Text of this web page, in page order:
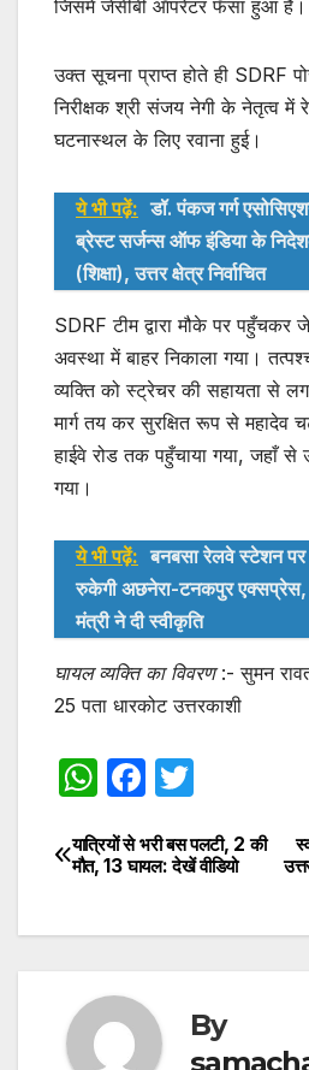
k
जिसमें जेसीबी ऑपरेटर फँसा हुआ है।
उक्त सूचना प्राप्त होते ही SDRF
निरीक्षक श्री संजय नेगी के नेतृत्व में
घटनास्थल के लिए रवाना हुई।
ये भी पढ़ें: डॉ. पंकज गर्ग
ब्रेस्ट सर्जन्स ऑफ इंडिया के
(शिक्षा), उत्तर क्षेत्र निर्वाचित
SDRF टीम द्वारा मौके पर पहुँचकर
अवस्था में बाहर निकाला गया।
व्यक्ति को स्ट्रेचर की सहायता से
मार्ग तय कर सुरक्षित रूप से महादेव
हाईवे रोड तक पहुँचाया गया, जहाँ
गया।
ये भी पढ़ें: बनबसा रेलवे स्टेशन
रुकेगी अछनेरा-टनकपुर
मंत्री ने दी स्वीकृति
घायल व्यक्ति का विवरण:- सुमन
25 पता धारकोट उत्तरकाशी
W
at
A
p
F
c
b
o
k
itt
Post
यात्रियों से भरी बस पलटी, 2 की
मौत, 13 घायल: देखें वीडियो
By